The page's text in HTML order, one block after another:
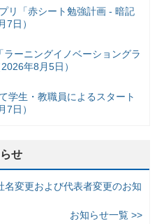
リ「赤シート勉強計画 - 暗記
7日）
ーニングイノベーショングラ
年8月5日）
学生・教職員によるスタート
7日）
せ
変更および代表者変更のお知
お知らせ一覧 >>